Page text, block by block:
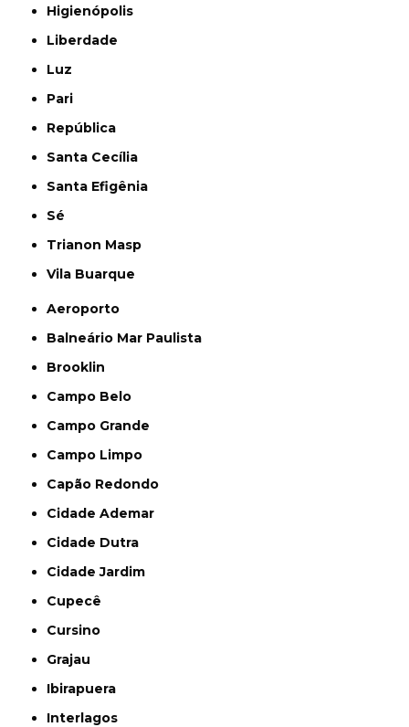
Higienópolis
Liberdade
Luz
Pari
República
Santa Cecília
Santa Efigênia
Sé
Trianon Masp
Vila Buarque
Aeroporto
Balneário Mar Paulista
Brooklin
Campo Belo
Campo Grande
Campo Limpo
Capão Redondo
Cidade Ademar
Cidade Dutra
Cidade Jardim
Cupecê
Cursino
Grajau
Ibirapuera
Interlagos